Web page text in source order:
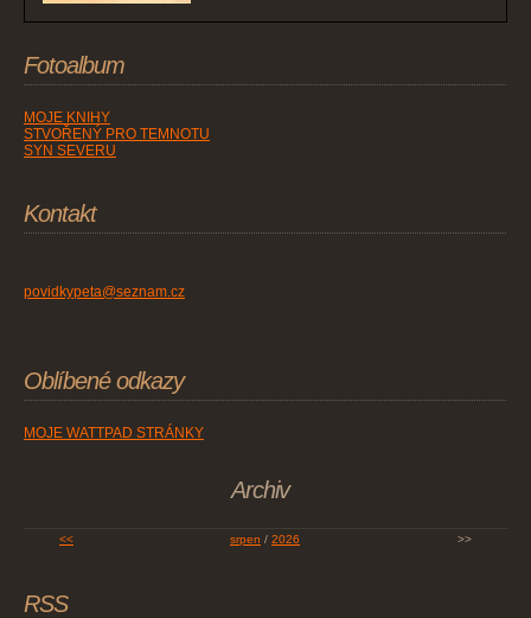
Fotoalbum
MOJE KNIHY
STVOŘENÝ PRO TEMNOTU
SYN SEVERU
Kontakt
povidkypeta@seznam.cz
Oblíbené odkazy
MOJE WATTPAD STRÁNKY
Archiv
<< srpen / 2026 >>
RSS